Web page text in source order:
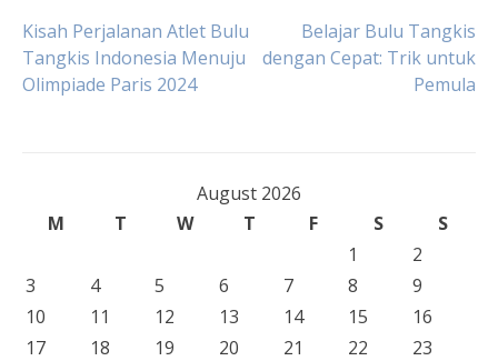
Post
navigation
Kisah Perjalanan Atlet Bulu
Tangkis Indonesia Menuju
Olimpiade Paris 2024
Belajar Bulu Tangkis
dengan Cepat: Trik untuk
Pemula
August 2026
M
T W T F S
S
1
2
3
4 5 6 7 8
9
10
11 12 13 14 15
16
17
18 19 20 21 22
23